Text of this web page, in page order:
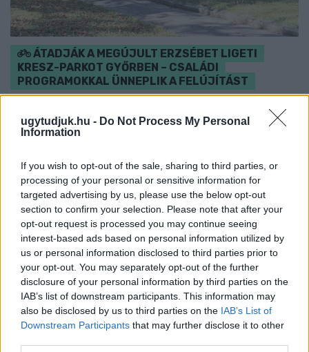
ugytudjuk.hu - Do Not Process My Personal
Information
If you wish to opt-out of the sale, sharing to third parties, or
processing of your personal or sensitive information for
targeted advertising by us, please use the below opt-out
section to confirm your selection. Please note that after your
opt-out request is processed you may continue seeing
interest-based ads based on personal information utilized by
us or personal information disclosed to third parties prior to
your opt-out. You may separately opt-out of the further
disclosure of your personal information by third parties on the
IAB’s list of downstream participants. This information may
also be disclosed by us to third parties on the IAB’s List of
Downstream Participants that may further disclose it to other
ÁTADJÁK A MEGÚJULT ERZSÉBET LIGETI
KRESZ-PARKOT GYŐRBEN – CSALÁDI
PROGRAMOKKAL ÜNNEPLIK A FELÚJÍTÁST
rollerjelölés is várja a családokat augusztus 8-án.